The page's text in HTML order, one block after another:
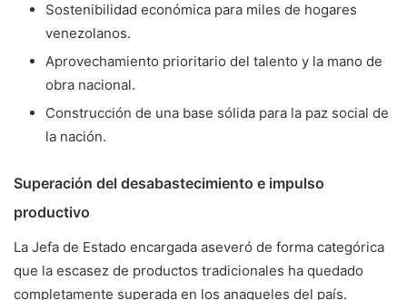
Sostenibilidad económica para miles de hogares
venezolanos.
Aprovechamiento prioritario del talento y la mano de
obra nacional.
Construcción de una base sólida para la paz social de
la nación.
Superación del desabastecimiento e impulso
productivo
La Jefa de Estado encargada aseveró de forma categórica
que la escasez de productos tradicionales ha quedado
completamente superada en los anaqueles del país.